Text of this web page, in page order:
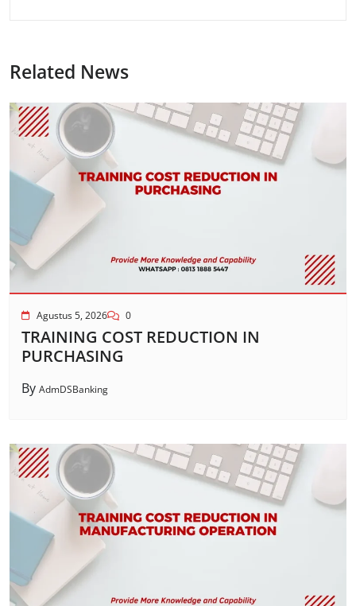
Related News
Agustus 5, 2026 0
TRAINING COST REDUCTION IN
PURCHASING
By AdmDSBanking